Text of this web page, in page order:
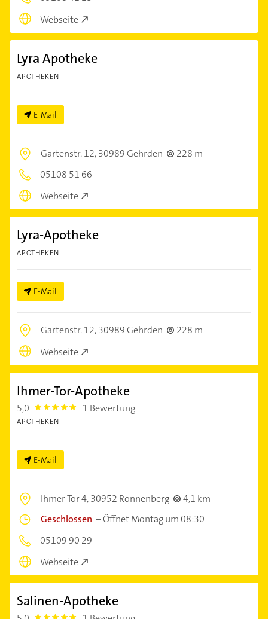
Webseite
Lyra Apotheke
APOTHEKEN
E-Mail
Gartenstr. 12,30989 Gehrden
228 m
05108 51 66
Webseite
Lyra-Apotheke
APOTHEKEN
E-Mail
Gartenstr. 12,30989 Gehrden
228 m
Webseite
Ihmer-Tor-Apotheke
5,0 5.0 1 Bewertung
APOTHEKEN
E-Mail
Ihmer Tor 4,30952 Ronnenberg
4,1 km
Geschlossen –Öffnet Montag um 08:30
05109 90 29
Webseite
Salinen-Apotheke